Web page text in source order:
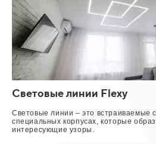
Световые линии Flexy
Световые линии – это встраиваемые
специальных корпусах, которые
интересующие узоры.